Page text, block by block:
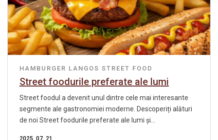
HAMBURGER LANGOS STREET FOOD
Street foodurile preferate ale lumi
Street foodul a devenit unul dintre cele mai interesante
segmente ale gastronomiei moderne. Descoperiți alături
de noi Street foodurile preferate ale lumi și...
2025. 07. 21.